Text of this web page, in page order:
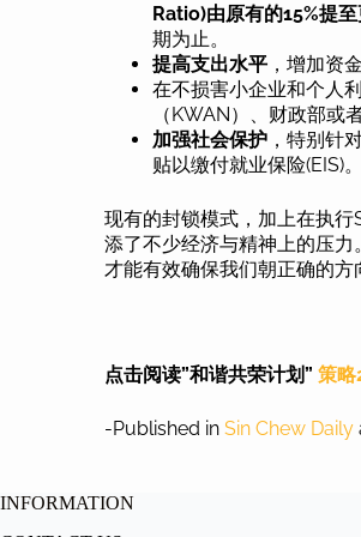
Ratio)由原有的15%提
期为止。
提高支出水平 ，增加资
在不损害小企业和个人
（KWAN）、财政部或
加强社会保护 ，特别针
贴以缴付就业保险(EIS)。
现有的封锁模式，加上在执
添了不少经济与精神上的压
才能有效确保我们朝正确的方
点击阅读”和谐共荣计划”策略
-Published inSin Chew Daily
INFORMATION